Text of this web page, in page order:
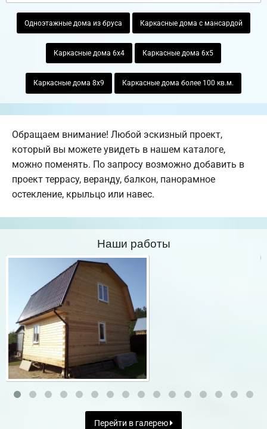
Одноэтажные дома из бруса Каркасные дома с мансардой
Каркасные дома 6х4 Каркасные дома 6х5
Каркасные дома 8х9 Каркасные дома более 100 кв.м.
Обращаем внимание! Любой эскизный проект,
который вы можете увидеть в нашем каталоге,
можно поменять. По запросу возможно добавить в
проект террасу, веранду, балкон, панорамное
остекление, крыльцо или навес.
Наши работы
Перейти в галерею